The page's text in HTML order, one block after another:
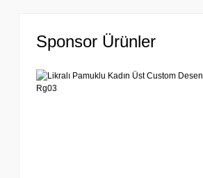
Sponsor Ürünler